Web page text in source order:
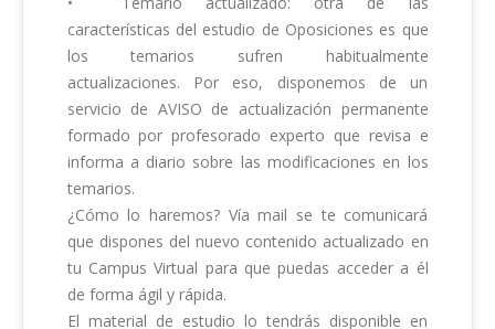
características del estudio de Oposiciones es que
los temarios sufren habitualmente
actualizaciones. Por eso, disponemos de un
servicio de AVISO de actualización permanente
formado por profesorado experto que revisa e
informa a diario sobre las modificaciones en los
temarios.
¿Cómo lo haremos? Vía mail se te comunicará
que dispones del nuevo contenido actualizado en
tu Campus Virtual para que puedas acceder a él
de forma ágil y rápida.
El material de estudio lo tendrás disponible en